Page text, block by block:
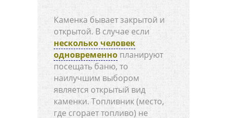
Каменка бывает закрытой и
открытой. В случае если
несколько человек
одновременно планируют
посещать баню, то
наилучшим выбором
является открытый вид
каменки. Топливник (место,
где сгорает топливо) не